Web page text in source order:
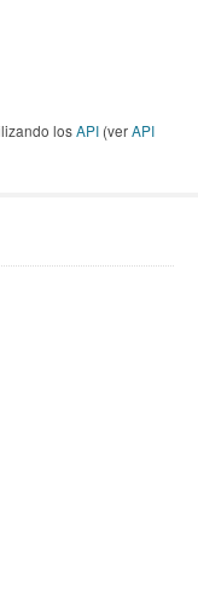
losAPI (verAPI